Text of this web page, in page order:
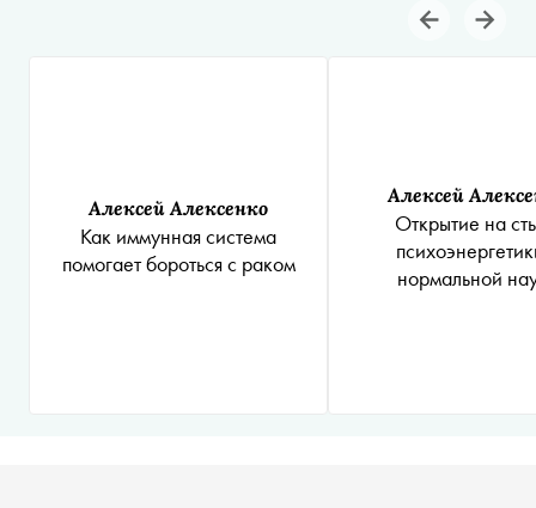
Алексей Алексенко
Как иммунная система
помогает бороться с раком
Алексей
Открытие на
нормальной